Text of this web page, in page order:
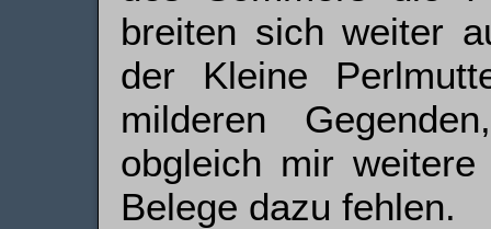
breiten sich weiter
der Kleine
milderen
obgleich mir
Belege dazu fehlen.